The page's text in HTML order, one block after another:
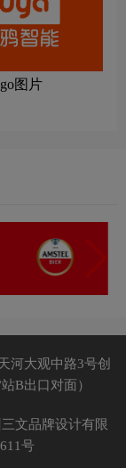
图片
河大观中路3号创
B出口对面）
文品牌设计有限
号